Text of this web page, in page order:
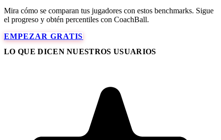
Mira cómo se comparan tus jugadores con estos benchmarks. Sigue
el progreso y obtén percentiles con CoachBall.
EMPEZAR GRATIS
LO QUE DICEN NUESTROS USUARIOS